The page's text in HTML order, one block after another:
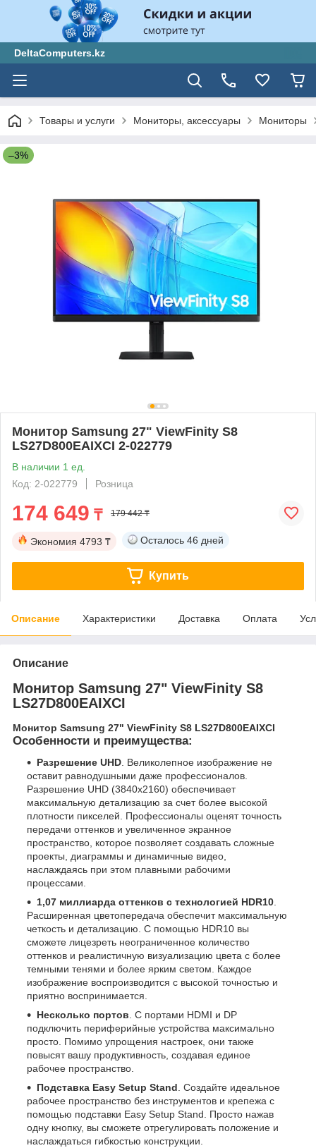
DeltaComputers.kz
Товары и услуги Мониторы, аксессуары Мониторы
–3%
Монитор Samsung 27" ViewFinity S8
LS27D800EAIXCI 2-022779
В наличии 1 ед.
Код: 2-022779
Розница
174 649 ₸ 179 442 ₸
Экономия 4793 ₸ Осталось 46 дней
Купить
Описание Характеристики Доставка Оплата
Описание
Монитор Samsung 27" ViewFinity S8
LS27D800EAIXCI
Монитор Samsung 27" ViewFinity S8 LS27D800EAIXCI
Особенности и преимущества:
Разрешение UHD. Великолепное изображение не
оставит равнодушными даже профессионалов.
Разрешение UHD (3840x2160) обеспечивает
максимальную детализацию за счет более высокой
плотности пикселей. Профессионалы оценят точность
передачи оттенков и увеличенное экранное
пространство, которое позволяет создавать сложные
проекты, диаграммы и динамичные видео,
наслаждаясь при этом плавными рабочими
процессами.
1,07 миллиарда оттенков с технологией HDR10.
Расширенная цветопередача обеспечит максимальную
четкость и детализацию. С помощью HDR10 вы
сможете лицезреть неограниченное количество
оттенков и реалистичную визуализацию цвета с более
темными тенями и более ярким светом. Каждое
изображение воспроизводится с высокой точностью и
приятно воспринимается.
Несколько портов. С портами HDMI и DP
подключить периферийные устройства максимально
просто. Помимо упрощения настроек, они также
повысят вашу продуктивность, создавая единое
рабочее пространство.
Подставка Easy Setup Stand. Создайте идеальное
рабочее пространство без инструментов и крепежа с
помощью подставки Easy Setup Stand. Просто нажав
одну кнопку, вы сможете отрегулировать положение и
наслаждаться гибкостью конструкции.